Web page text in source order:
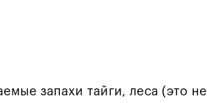
запахи тайги, леса (это не